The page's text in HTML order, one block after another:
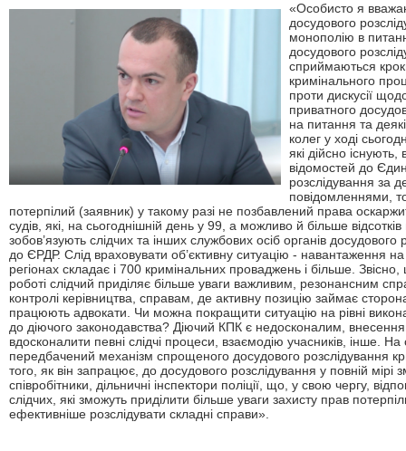
«Особисто я
досудового
монополію в
досудового
сприймаються
кримінального
проти дискусії
приватного
на питання та
колег у ході
які дійсно
відомостей до
розслідування за
повідомленнями,
потерпілий (заявник) у такому разі не позбавлений права
судів, які, на сьогоднішній день у 99, а можливо й більше
зобов’язують слідчих та інших службових осіб органів досудового
до ЄРДР. Слід враховувати об’єктивну ситуацію - навантаження на
регіонах складає і 700 кримінальних проваджень і більше.
роботі слідчий приділяє більше уваги важливим, резонансним
контролі керівництва, справам, де активну позицію займає
працюють адвокати. Чи можна покращити ситуацію на рівні
до діючого законодавства? Діючий КПК є недосконалим,
вдосконалити певні слідчі процеси, взаємодію учасників, інше.
передбачений механізм спрощеного досудового розслідування
того, як він запрацює, до досудового розслідування у повній мірі
співробітники, дільничні інспектори поліції, що, у свою чергу,
слідчих, які зможуть приділити більше уваги захисту прав
ефективніше розслідувати складні справи».